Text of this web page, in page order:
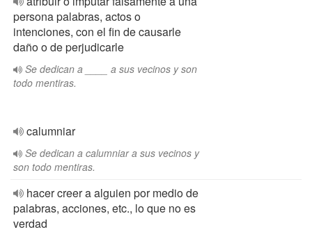
persona palabras, actos o
intenciones, con el fin de causarle
daño o de perjudicarle
Se dedican a ____ a sus vecinos y son
todo mentiras.
calumniar
Se dedican a calumniar a sus vecinos y
son todo mentiras.
hacer creer a alguien por medio de
palabras, acciones, etc., lo que no es
verdad